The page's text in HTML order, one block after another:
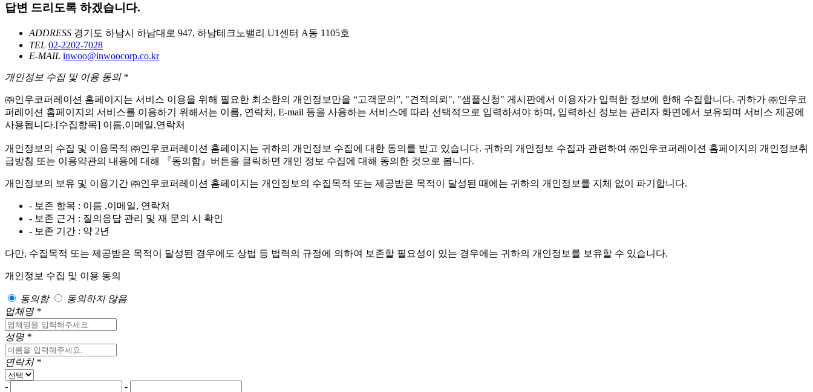
답변 드리도록 하겠습니다.
ADDRESS 경기도 하남시 하남대로 947, 하남테크노밸리 U1센터 A동 1105호
TEL 02-2202-7028
E-MAIL inwoo@inwoocorp.co.kr
개인정보 수집 및 이용 동의 *
㈜인우코퍼레이션 홈페이지는 서비스 이용을 위해 필요한 최소한의 개인정보만을 “고객문의”, "견적의뢰", "샘플신청" 게시판에서 이용자가 입력한 정보에 한해 수집합니다. 귀하가 ㈜인우코
퍼레이션 홈페이지의 서비스를 이용하기 위해서는 이름, 연락처, E-mail 등을 사용하는 서비스에 따라 선택적으로 입력하셔야 하며, 입력하신 정보는 관리자 화면에서 보유되며 서비스 제공에
사용됩니다.[수집항목] 이름,이메일,연락처
개인정보의 수집 및 이용목적 ㈜인우코퍼레이션 홈페이지는 귀하의 개인정보 수집에 대한 동의를 받고 있습니다. 귀하의 개인정보 수집과 관련하여 ㈜인우코퍼레이션 홈페이지의 개인정보취
급방침 또는 이용약관의 내용에 대해 『동의함』버튼을 클릭하면 개인 정보 수집에 대해 동의한 것으로 봅니다.
개인정보의 보유 및 이용기간 ㈜인우코퍼레이션 홈페이지는 개인정보의 수집목적 또는 제공받은 목적이 달성된 때에는 귀하의 개인정보를 지체 없이 파기합니다.
- 보존 항목 : 이름 ,이메일, 연락처
- 보존 근거 : 질의응답 관리 및 재 문의 시 확인
- 보존 기간 : 약 2년
다만, 수집목적 또는 제공받은 목적이 달성된 경우에도 상법 등 법력의 규정에 의하여 보존할 필요성이 있는 경우에는 귀하의 개인정보를 보유할 수 있습니다.
개인정보 수집 및 이용 동의
동의함
동의하지 않음
업체명 *
성명 *
연락처 *
-
-